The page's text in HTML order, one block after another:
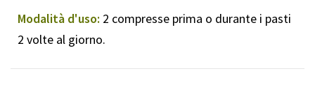
Modalità d'uso: 2 compresse prima o durante i pasti
2 volte al giorno.